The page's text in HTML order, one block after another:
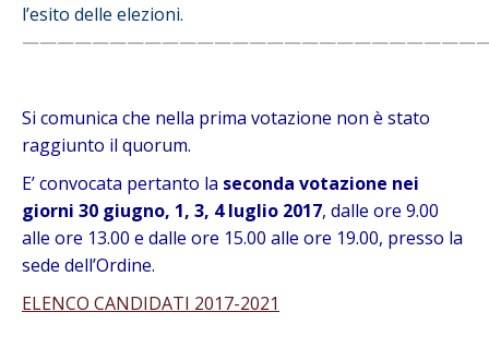
l’esito delle elezioni.
Si comunica che nella prima votazione non è stato
raggiunto il quorum.
E’ convocata pertanto la seconda votazione nei
giorni 30 giugno, 1, 3, 4 luglio 2017, dalle ore 9.00
alle ore 13.00 e dalle ore 15.00 alle ore 19.00, presso la
sede dell’Ordine.
ELENCO CANDIDATI 2017-2021